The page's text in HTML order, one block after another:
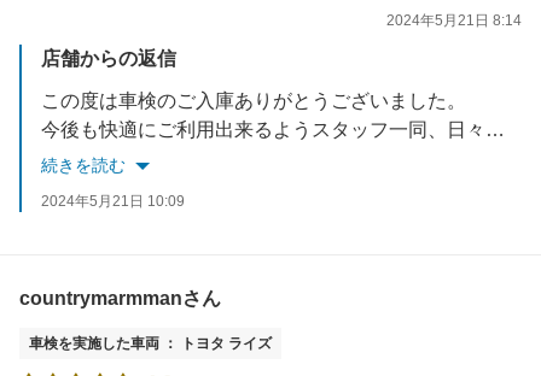
2024年5月21日 8:14
店舗からの返信
この度は車検のご入庫ありがとうございました。
今後も快適にご利用出来るようスタッフ一同、日々改善して参りますので、よろしくお願いいたします。
またのご利用お待ちしております。
続きを読む
2024年5月21日 10:09
countrymarmmanさん
車検を実施した車両 ： トヨタ ライズ